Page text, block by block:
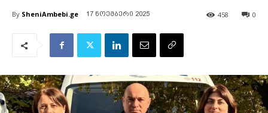
By SheniAmbebi.ge 17 ნოემბერი 2025 0
458